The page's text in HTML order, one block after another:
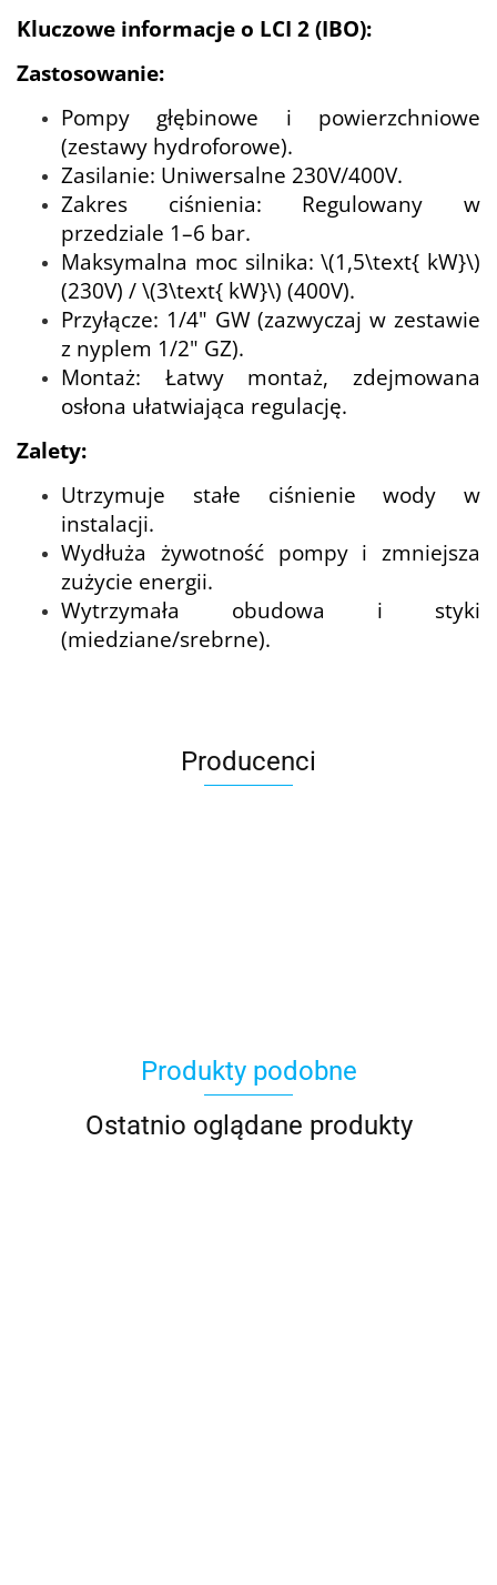
Kluczowe informacje o LCI 2 (IBO):
Zastosowanie:
Pompy głębinowe i powierzchniowe
(zestawy hydroforowe).
Zasilanie: Uniwersalne 230V/400V.
Zakres ciśnienia: Regulowany w
przedziale 1–6 bar.
Maksymalna moc silnika: \(1,5\text{ kW}\)
(230V) / \(3\text{ kW}\) (400V).
Przyłącze: 1/4" GW (zazwyczaj w zestawie
z nyplem 1/2" GZ).
Montaż: Łatwy montaż, zdejmowana
osłona ułatwiająca regulację.
Zalety:
Utrzymuje stałe ciśnienie wody w
instalacji.
Wydłuża żywotność pompy i zmniejsza
zużycie energii.
Wytrzymała obudowa i styki
(miedziane/srebrne).
Producenci
Produkty podobne
Ostatnio oglądane produkty